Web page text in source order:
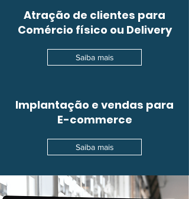
Atração de clientes para
Comércio físico ou Delivery
Saiba mais
Implantação e vendas para
E-commerce
Saiba mais